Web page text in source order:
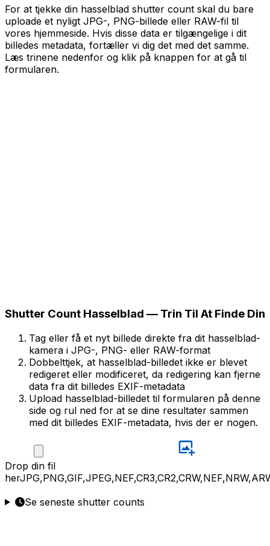
For at tjekke din hasselblad shutter count skal du bare
uploade et nyligt JPG-, PNG-billede eller RAW-fil til
vores hjemmeside. Hvis disse data er tilgængelige i dit
billedes metadata, fortæller vi dig det med det samme.
Læs trinene nedenfor og klik på knappen for at gå til
formularen.
Shutter Count Hasselblad — Trin Til At Finde Din
Tag eller få et nyt billede direkte fra dit hasselblad-
kamera i JPG-, PNG- eller RAW-format
Dobbelttjek, at hasselblad-billedet ikke er blevet
redigeret eller modificeret, da redigering kan fjerne
data fra dit billedes EXIF-metadata
Upload hasselblad-billedet til formularen på denne
side og rul ned for at se dine resultater sammen
med dit billedes EXIF-metadata, hvis der er nogen.
Drop din fil
her
Se seneste shutter counts